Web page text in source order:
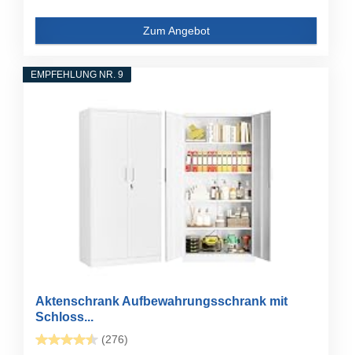
Zum Angebot
EMPFEHLUNG NR. 9
Aktenschrank Aufbewahrungsschrank mit
Schloss...
(276)